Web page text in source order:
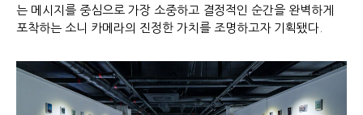
는 메시지를 중심으로 가장 소중하고 결정적인 순간을 완벽하게
포착하는 소니 카메라의 진정한 가치를 조명하고자 기획됐다.